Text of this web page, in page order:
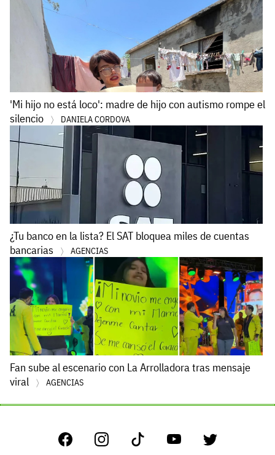
'Mi hijo no está loco': madre de hijo con autismo rompe el
silencio
DANIELA CORDOVA
¿Tu banco en la lista? El SAT bloquea miles de cuentas
bancarias
AGENCIAS
Fan sube al escenario con La Arrolladora tras mensaje
viral
AGENCIAS